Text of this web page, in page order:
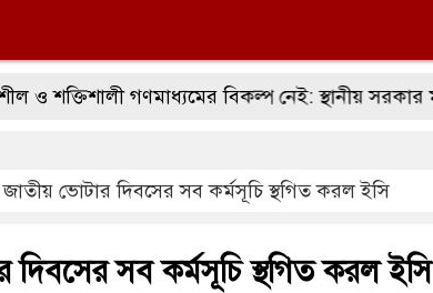
গণমাধ্যমের বিকল্প নেই: স্থানীয় সরকার মন্ত্রী
ভোটার দিবসের সব কর্মসূচি স্থগিত করল ইসি
সব কর্মসূচি স্থগিত করল ইসি